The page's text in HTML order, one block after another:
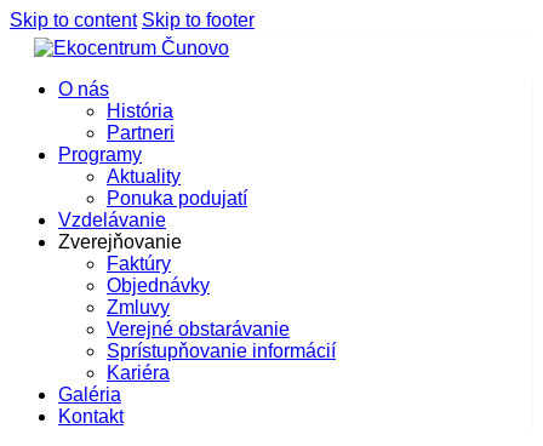
Skip to content Skip to footer
O nás
História
Partneri
Programy
Aktuality
Ponuka podujatí
Vzdelávanie
Zverejňovanie
Faktúry
Objednávky
Zmluvy
Verejné obstarávanie
Sprístupňovanie informácií
Kariéra
Galéria
Kontakt